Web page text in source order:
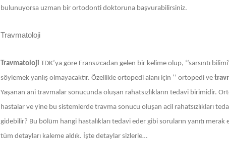
bulunuyorsa uzman bir ortodonti doktoruna başvurabilirsiniz.
Travmatoloji
Travmatoloji TDK’ya göre Fransızcadan gelen bir kelime olup, ‘’sarsıntı
söylemek yanlış olmayacaktır. Özellikle ortopedi alanı için ‘’ ortopedi ve
Yaşanan ani travmalar sonucunda oluşan rahatsızlıkların tedavi birimidir.
hastalar ve yine bu sistemlerde travma sonucu oluşan acil rahatsızlıkları
gidebilir? Bu bölüm hangi hastalıkları tedavi eder gibi soruların yanıtı
tüm detayları kaleme aldık. İşte detaylar sizlerle…